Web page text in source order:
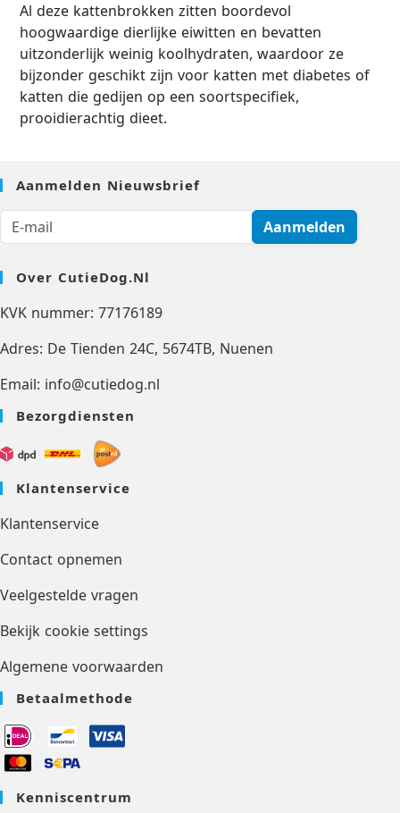
Al deze kattenbrokken zitten boordevol
hoogwaardige dierlijke eiwitten en bevatten
uitzonderlijk weinig koolhydraten, waardoor ze
bijzonder geschikt zijn voor katten met diabetes of
katten die gedijen op een soortspecifiek,
prooidierachtig dieet.
Aanmelden Nieuwsbrief
Aanmelden
Over CutieDog.nl
KVK nummer: 77176189
Adres: De Tienden 24C, 5674TB, Nuenen
Email: info@cutiedog.nl
Bezorgdiensten
Klantenservice
Klantenservice
Contact opnemen
Veelgestelde vragen
Bekijk cookie settings
Algemene voorwaarden
Betaalmethode
Kenniscentrum